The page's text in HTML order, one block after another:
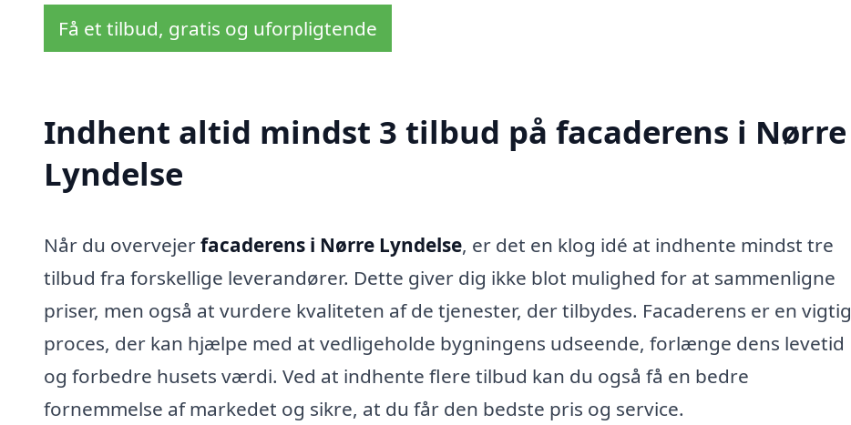
Få et tilbud, gratis og uforpligtende
Indhent altid mindst 3 tilbud på facaderens i Nørre
Lyndelse
Når du overvejerfacaderens i Nørre Lyndelse, er det en klog idé at indhente mindst tre
tilbud fra forskellige leverandører. Dette giver dig ikke blot mulighed for at sammenligne
priser, men også at vurdere kvaliteten af de tjenester, der tilbydes. Facaderens er en vigtig
proces, der kan hjælpe med at vedligeholde bygningens udseende, forlænge dens levetid
og forbedre husets værdi. Ved at indhente flere tilbud kan du også få en bedre
fornemmelse af markedet og sikre, at du får den bedste pris og service.